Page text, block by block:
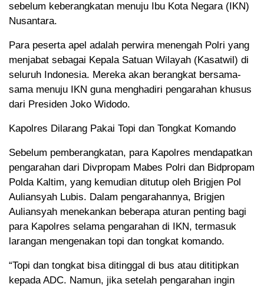
sebelum keberangkatan menuju Ibu Kota Negara (IKN)
Nusantara.
Para peserta apel adalah perwira menengah Polri yang
menjabat sebagai Kepala Satuan Wilayah (Kasatwil) di
seluruh Indonesia. Mereka akan berangkat bersama-
sama menuju IKN guna menghadiri pengarahan khusus
dari Presiden Joko Widodo.
Kapolres Dilarang Pakai Topi dan Tongkat Komando
Sebelum pemberangkatan, para Kapolres mendapatkan
pengarahan dari Divpropam Mabes Polri dan Bidpropam
Polda Kaltim, yang kemudian ditutup oleh Brigjen Pol
Auliansyah Lubis. Dalam pengarahannya, Brigjen
Auliansyah menekankan beberapa aturan penting bagi
para Kapolres selama pengarahan di IKN, termasuk
larangan mengenakan topi dan tongkat komando.
“Topi dan tongkat bisa ditinggal di bus atau dititipkan
kepada ADC. Namun, jika setelah pengarahan ingin